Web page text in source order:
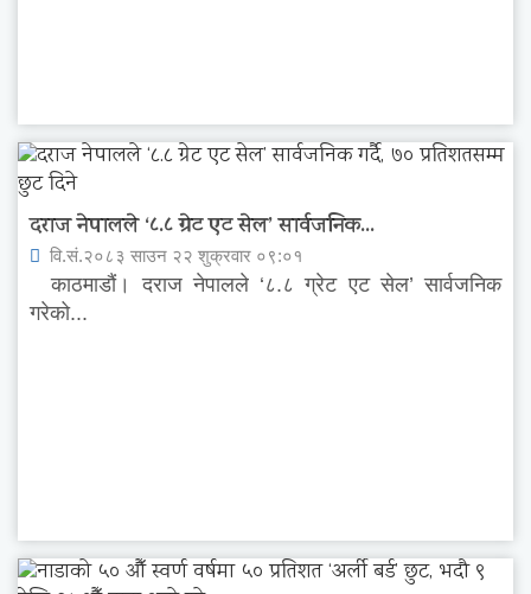
दराज नेपालले ‘८.८ ग्रेट एट सेल’ सार्वजनिक...
वि.सं.२०८३ साउन २२ शुक्रवार ०९:०१
काठमाडौं। दराज नेपालले ‘८.८ ग्रेट एट सेल’ सार्वजनिक
गरेको...